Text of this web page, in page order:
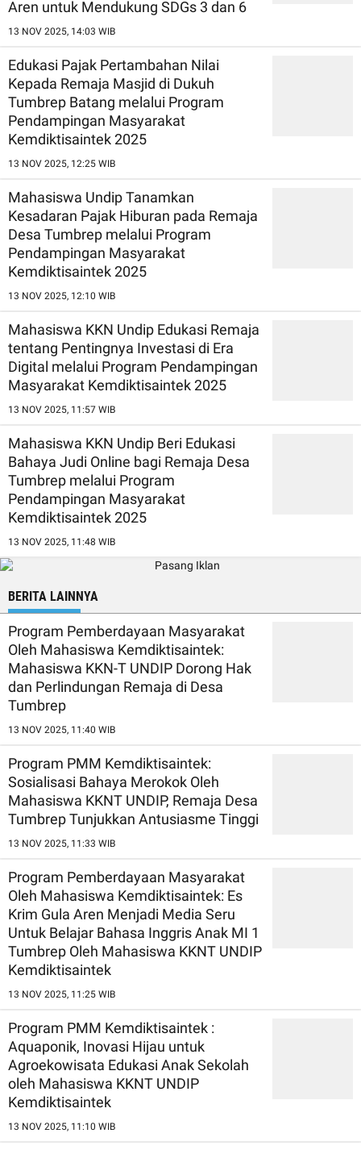
Aren untuk Mendukung SDGs 3 dan 6
13 NOV 2025, 14:03 WIB
Edukasi Pajak Pertambahan Nilai
Kepada Remaja Masjid di Dukuh
Tumbrep Batang melalui Program
Pendampingan Masyarakat
Kemdiktisaintek 2025
13 NOV 2025, 12:25 WIB
Mahasiswa Undip Tanamkan
Kesadaran Pajak Hiburan pada Remaja
Desa Tumbrep melalui Program
Pendampingan Masyarakat
Kemdiktisaintek 2025
13 NOV 2025, 12:10 WIB
Mahasiswa KKN Undip Edukasi Remaja
tentang Pentingnya Investasi di Era
Digital melalui Program Pendampingan
Masyarakat Kemdiktisaintek 2025
13 NOV 2025, 11:57 WIB
Mahasiswa KKN Undip Beri Edukasi
Bahaya Judi Online bagi Remaja Desa
Tumbrep melalui Program
Pendampingan Masyarakat
Kemdiktisaintek 2025
13 NOV 2025, 11:48 WIB
BERITA LAINNYA
Program Pemberdayaan Masyarakat
Oleh Mahasiswa Kemdiktisaintek:
Mahasiswa KKN-T UNDIP Dorong Hak
dan Perlindungan Remaja di Desa
Tumbrep
13 NOV 2025, 11:40 WIB
Program PMM Kemdiktisaintek:
Sosialisasi Bahaya Merokok Oleh
Mahasiswa KKNT UNDIP, Remaja Desa
Tumbrep Tunjukkan Antusiasme Tinggi
13 NOV 2025, 11:33 WIB
Program Pemberdayaan Masyarakat
Oleh Mahasiswa Kemdiktisaintek: Es
Krim Gula Aren Menjadi Media Seru
Untuk Belajar Bahasa Inggris Anak MI 1
Tumbrep Oleh Mahasiswa KKNT UNDIP
Kemdiktisaintek
13 NOV 2025, 11:25 WIB
Program PMM Kemdiktisaintek :
Aquaponik, Inovasi Hijau untuk
Agroekowisata Edukasi Anak Sekolah
oleh Mahasiswa KKNT UNDIP
Kemdiktisaintek
13 NOV 2025, 11:10 WIB